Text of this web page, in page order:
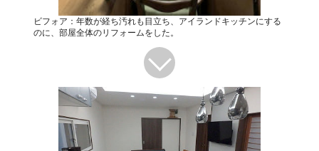
ビフォア：年数が経ち汚れも目立ち、アイランドキッチンにする
のに、部屋全体のリフォームをした。